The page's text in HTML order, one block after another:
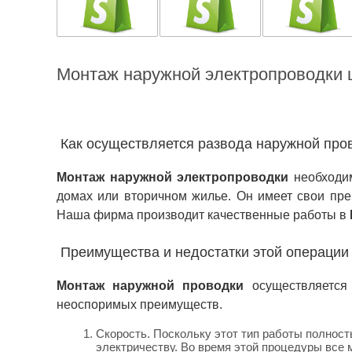
Монтаж наружной
Как осуществляется развода наружной
Монтаж наружной электропроводки
домах или вторичном жилье. Он имеет свои
Наша фирма производит качественные работы в
Преимущества и недостатки этой операции
Монтаж наружной проводки
неоспоримых преимуществ.
Скорость. Поскольку этот тип работы
электричеству. Во время этой процедуры